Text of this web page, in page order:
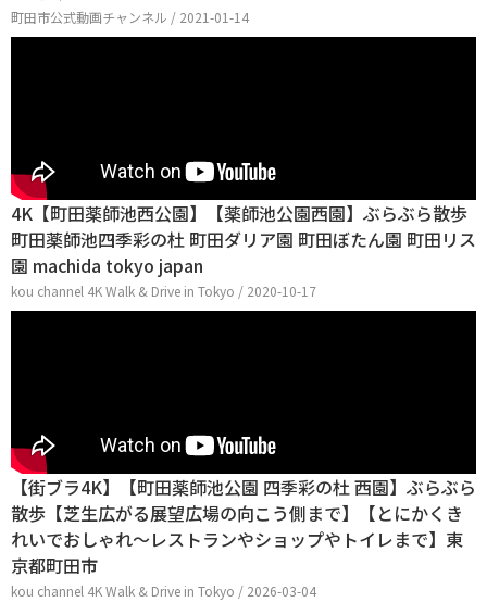
町田市公式動画チャンネル / 2021-01-14
4K【町田薬師池西公園】【薬師池公園西園】ぶらぶら散歩
町田薬師池四季彩の杜 町田ダリア園 町田ぼたん園 町田リス
園 machida tokyo japan
kou channel 4K Walk & Drive in Tokyo / 2020-10-17
【街ブラ4K】【町田薬師池公園 四季彩の杜 西園】ぶらぶら
散歩【芝生広がる展望広場の向こう側まで】【とにかくき
れいでおしゃれ～レストランやショップやトイレまで】東
京都町田市
kou channel 4K Walk & Drive in Tokyo / 2026-03-04